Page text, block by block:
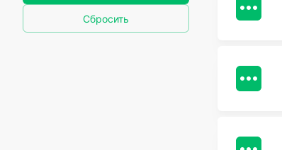
Сбросить